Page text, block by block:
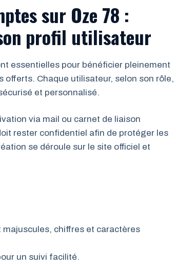
sur Oze 78 :
profil utilisateur
essentielles pour bénéficier pleinement
Chaque utilisateur, selon son rôle,
et personnalisé.
via mail ou carnet de liaison
rester confidentiel afin de protéger les
se déroule sur le site officiel et
majuscules, chiffres et caractères
un suivi facilité.